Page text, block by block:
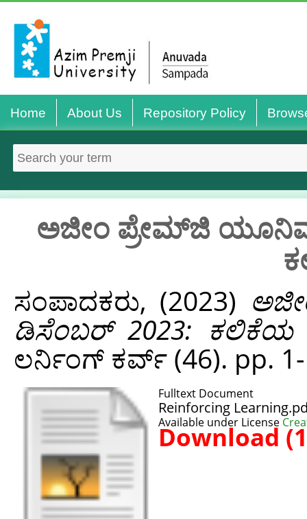
Home About Us Repository Policy
ಅಜೀಂ ಪ್ರೇಮ್‌ಜಿ
ಸಂಪಾದಕರು, (2023)
ಡಿಸೆಂಬರ್‌ 2023: ಕಲಿಕೆಯ
ಲರ್ನಿಂಗ್ ಕರ್ವ್ (46). pp.
Fulltext Document
Reinforcing
Available under License
Download